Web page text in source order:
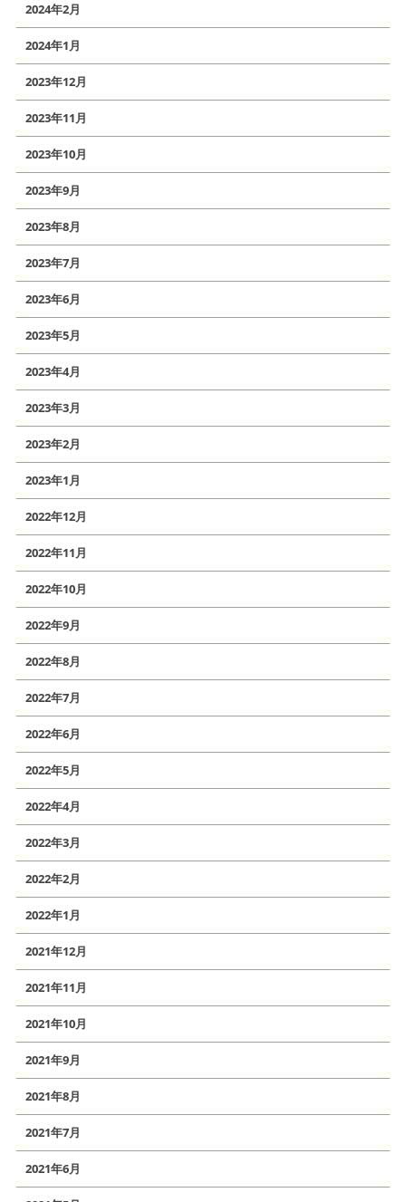
2024年2月
2024年1月
2023年12月
2023年11月
2023年10月
2023年9月
2023年8月
2023年7月
2023年6月
2023年5月
2023年4月
2023年3月
2023年2月
2023年1月
2022年12月
2022年11月
2022年10月
2022年9月
2022年8月
2022年7月
2022年6月
2022年5月
2022年4月
2022年3月
2022年2月
2022年1月
2021年12月
2021年11月
2021年10月
2021年9月
2021年8月
2021年7月
2021年6月